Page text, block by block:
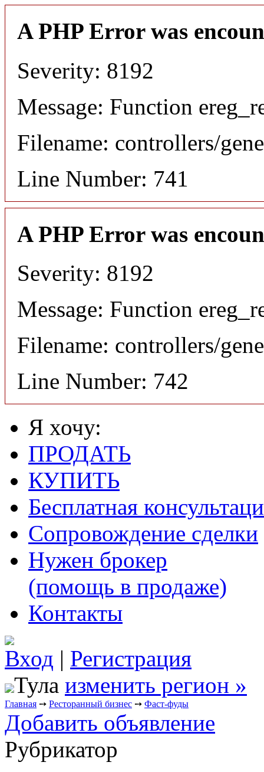
A PHP Error was
Severity: 8192
Message: Function
Filename: controllers/
Line Number: 741
A PHP Error was
Severity: 8192
Message: Function
Filename: controllers/
Line Number: 742
Я хочу:
ПРОДАТЬ
КУПИТЬ
Бесплатная
Сопровождение сделки
Нужен брокер
(помощь в продаже)
Контакты
Вход | Регистрация
Тула изменить регион »
Главная ➙ Ресторанный бизнес ➙ Фаст-фуды
Добавить объявление
Рубрикатор